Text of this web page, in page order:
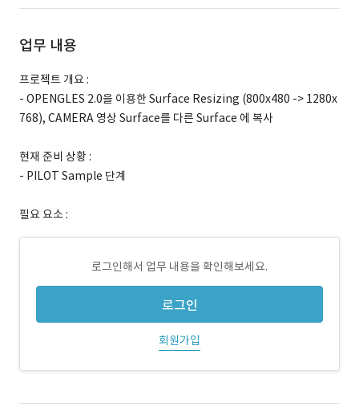
업무 내용
프로젝트 개요 :
- OPENGLES 2.0을 이용한 Surface Resizing (800x480 -> 1280x
768), CAMERA 영상 Surface를 다른 Surface 에 복사
현재 준비 상황 :
- PILOT Sample 단계
필요 요소 :
로그인해서 업무 내용을 확인해보세요.
로그인
회원가입